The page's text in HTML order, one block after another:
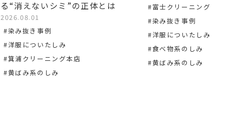
る“消えないシミ”の正体とは
2026.08.01
#染み抜き事例
#洋服についたしみ
#箕浦クリーニング本店
#黄ばみ系のしみ
#富士クリーニング
#染み抜き事例
#洋服についたしみ
#食べ物系のしみ
#黄ばみ系のしみ